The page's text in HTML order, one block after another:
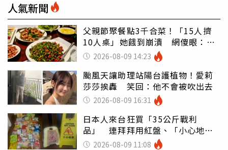
人氣新聞
父親節聚餐點3千合菜！「15人擠
10人桌」她餓到崩潰 網傻眼：讓
店家看笑話
2026-08-09 14:23
颱風天讓助理站陽台護植物！愛莉
莎莎挨轟 笑回：他不會被吹出去
2026-08-09 16:31
日本人來台狂買「35公斤戰利
品」 連拜拜用紅盤、「小心地
滑」告示牌也帶回家
2026-08-09 11:08